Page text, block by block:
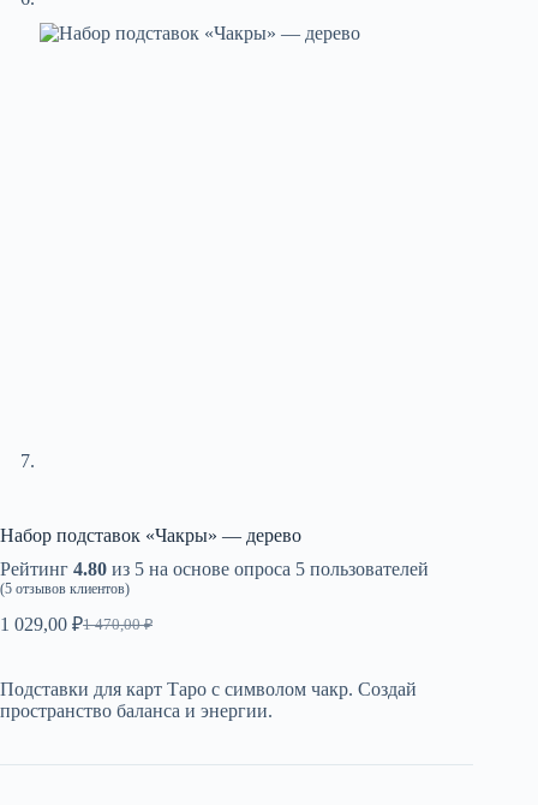
Набор подставок «Чакры» — дерево
Рейтинг 4.80 из 5 на основе опроса 5 пользователей
(5 отзывов клиентов)
1 470,00₽
Первоначальная
1
470,00 ₽.
1 029,00 ₽
Текущая
029,00 ₽.
Подставки для карт Таро с символом чакр. Создай
пространство баланса и энергии.